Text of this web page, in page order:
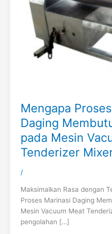
Mengapa
Daging
pada Mesin
Tenderizer
/
Maksimalkan Rasa dengan
Proses Marinasi Daging
Mesin Vacuum Meat
pengolahan […]